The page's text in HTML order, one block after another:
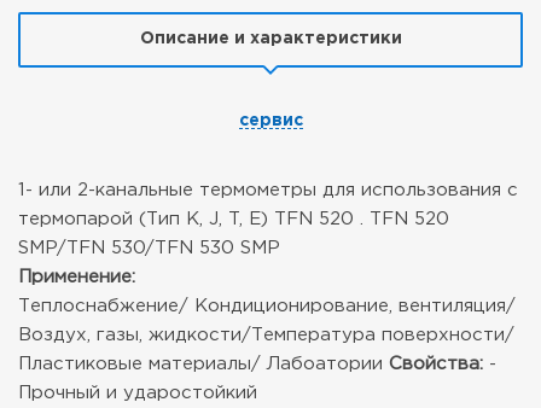
Описание и характеристики
сервис
1- или 2-канальные термометры для использования с
термопарой (Тип K, J, T, E) TFN 520 . TFN 520
SMP/TFN 530/TFN 530 SMP
Применение:
Теплоснабжение/ Кондиционирование, вентиляция/
Воздух, газы, жидкости/Температура поверхности/
Пластиковые материалы/ Лабоатории Свойства: -
Прочный и ударостойкий